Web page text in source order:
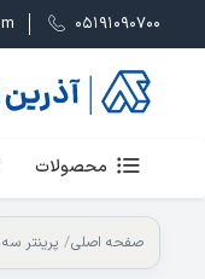
05191090700
محصولات
صفحه اصلی پرینتر